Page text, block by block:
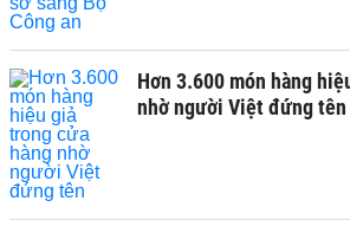
Hơn 3.600 món hàng
nhờ người Việt đứng tên